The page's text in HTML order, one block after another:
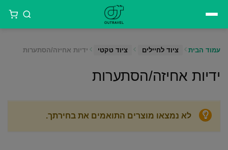
עמוד הבית ציוד לחיילים ציוד טקטי ידיות אחיזה/הסתערות
ידיות אחיזה/הסתערות
לא נמצאו מוצרים התואמים את בחירתך.